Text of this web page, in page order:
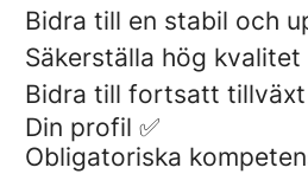
Bidra till en stabil och
Säkerställa hög
Bidra till fortsatt
Din profil ✅
Obligatoriska